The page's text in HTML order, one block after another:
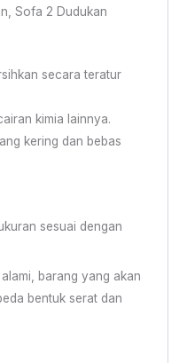
Sofa 2 Dudukan
secara teratur
kimia lainnya.
kering dan bebas
sesuai dengan
barang yang akan
bentuk serat dan